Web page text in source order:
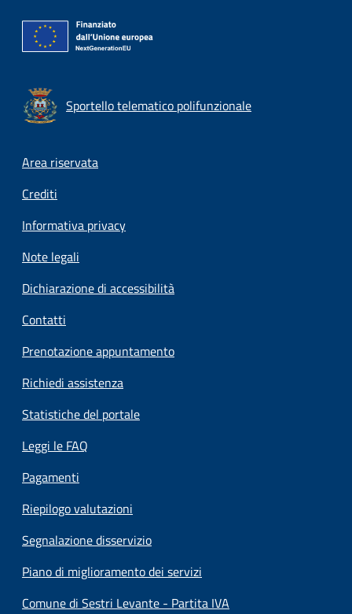
Sportello telematico polifunzionale
Footer menu
Area riservata
Crediti
Informativa privacy
Note legali
Dichiarazione di accessibilità
Contatti
Prenotazione appuntamento
Richiedi assistenza
Statistiche del portale
Leggi le FAQ
Pagamenti
Riepilogo valutazioni
Segnalazione disservizio
Piano di miglioramento dei servizi
Comune di Sestri Levante - Partita IVA